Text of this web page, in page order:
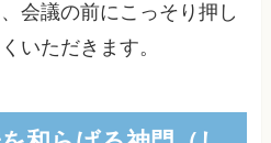
会議の前にこっそり押し
いただきます。